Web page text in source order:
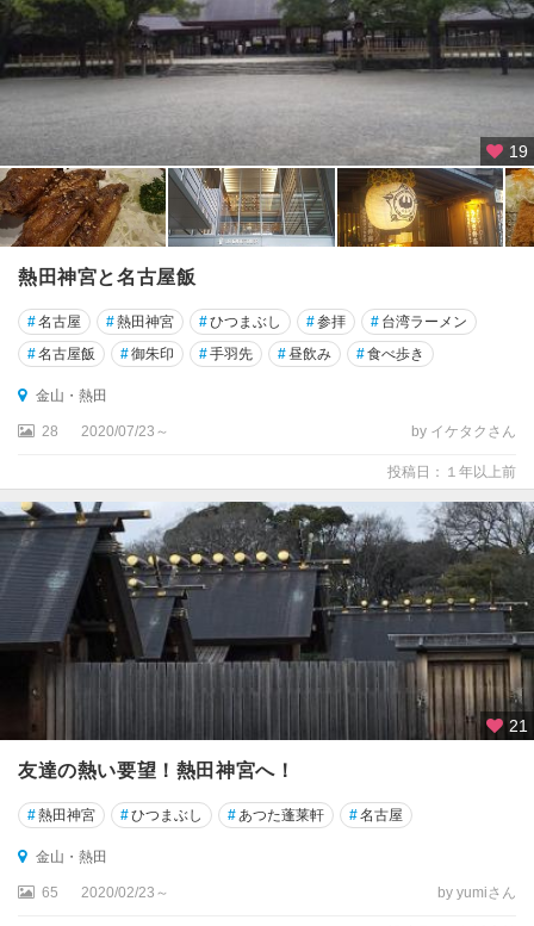
19
熱田神宮と名古屋飯
#名古屋 #熱田神宮 #ひつまぶし #参拝 # 台湾ラーメン
#名古屋飯 #御朱印 #手羽先 #昼飲み #食べ歩き
金山・熱田
28 2020/07/23～ by イケタクさん
投稿日：１年以上前
21
友達の熱い要望！熱田神宮へ！
#熱田神宮 #ひつまぶし #あつた蓬莱軒 #名古屋
金山・熱田
65 2020/02/23～ by yumiさん